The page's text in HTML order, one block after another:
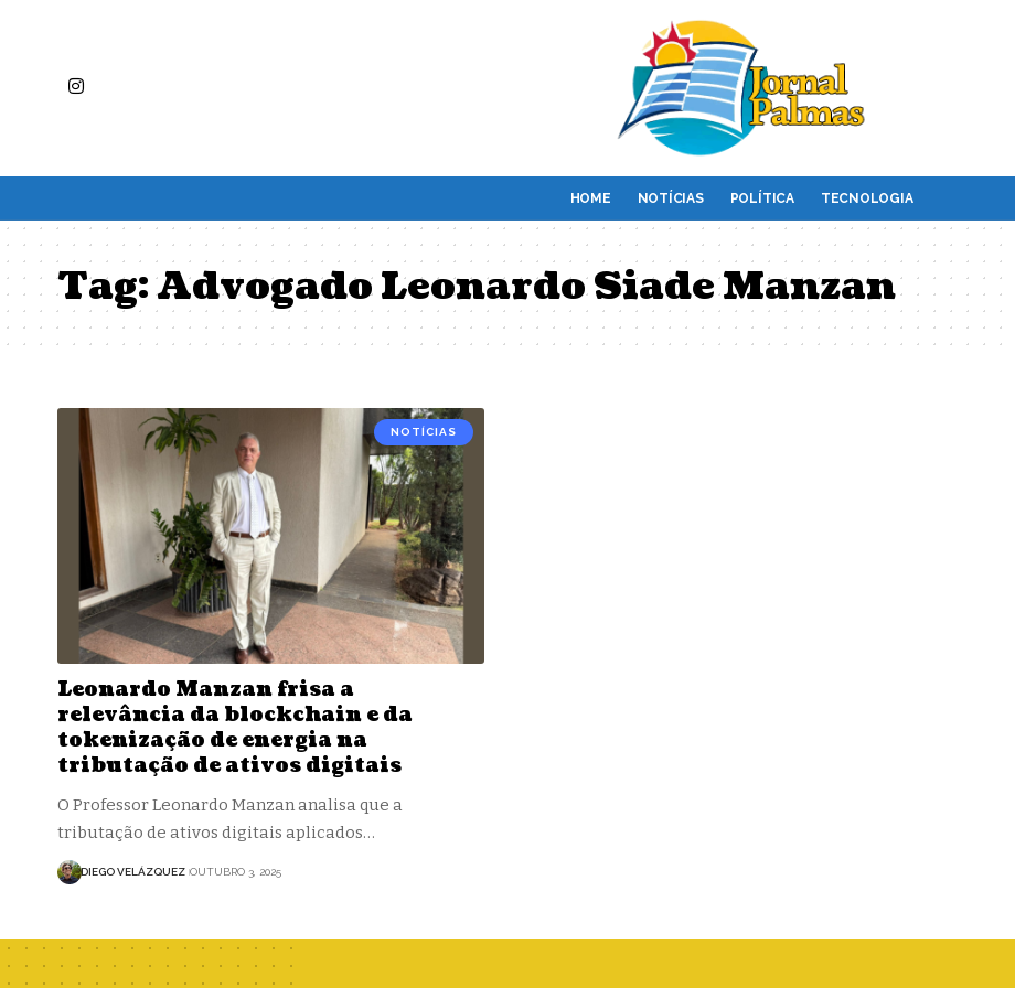
HOME NOTÍCIAS POLÍTICA TECNOLOGIA
Tag:Advogado Leonardo Siade Manzan
NOTÍCIAS
Leonardo Manzan frisa a
relevância da blockchain e da
tokenização de energia na
tributação de ativos digitais
O Professor Leonardo Manzan analisa que a
tributação de ativos digitais aplicados…
DIEGO VELÁZQUEZ OUTUBRO 3, 2025